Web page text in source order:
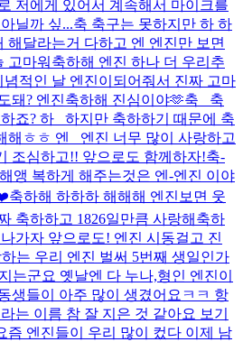
저에게 있어서 계속해서 마이크를
닐까 싶...축 축구는 못하지만 하 하
해달라는거 다하고 엔 엔진만 보면
고마워 축하해 엔진 하나 더 우리추
적인 날 엔진이되어줘서 진짜 고마
돼? 엔진축하해 진심이야🫶축_ 축
죠? 하_ 하지만 축하하기 때문에 축
해ㅎㅎ 엔_ 엔진 너무 많이 사랑하고
조심하고!! 앞으로도 함께하자!축-
앵 복하게 해주는것은 엔-엔진 이야
축하해 하하하 해해해 엔진보면 웃
축하하고 1826일만큼 사랑해 축하
가자 앞으로도! 엔진 시동걸고 진
는 우리 엔진 벌써 5번째 생일인가
는군요 옛날엔 다 누나,형인 엔진이
생들이 아주 많이 생겼어요ㅋㅋ 항
는 이름 참 잘 지은 것 같아요 보기
즘 엔진들이 우리 많이 컸다 이제 남